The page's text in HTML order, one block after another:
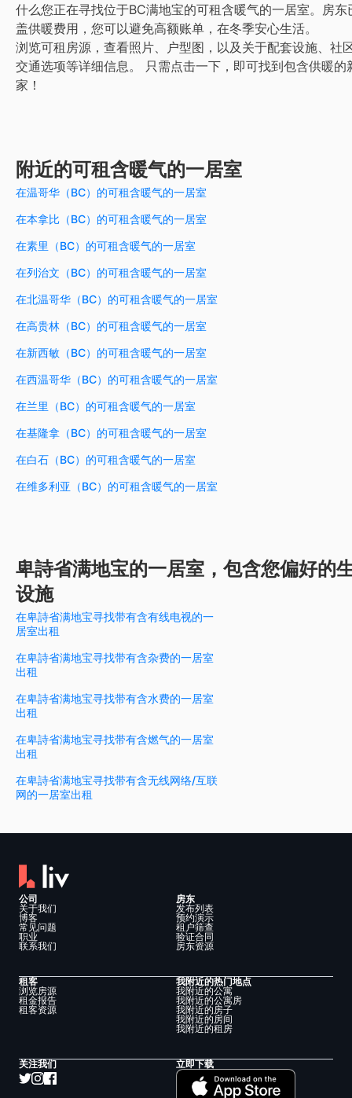
什么您正在寻找位于BC满地宝的可租含暖气的一居室。房东
盖供暖费用，您可以避免高额账单，在冬季安心生活。
浏览可租房源，查看照片、户型图，以及关于配套设施、社
交通选项等详细信息。
只需点击一下，即可找到包含供暖的
家！
附近的可租含暖气的一居室
在温哥华（BC）的可租含暖气的一居室
在本拿比（BC）的可租含暖气的一居室
在素里（BC）的可租含暖气的一居室
在列治文（BC）的可租含暖气的一居室
在北温哥华（BC）的可租含暖气的一居室
在高贵林（BC）的可租含暖气的一居室
在新西敏（BC）的可租含暖气的一居室
在西温哥华（BC）的可租含暖气的一居室
在兰里（BC）的可租含暖气的一居室
在基隆拿（BC）的可租含暖气的一居室
在白石（BC）的可租含暖气的一居室
在维多利亚（BC）的可租含暖气的一居室
卑詩省满地宝的一居室，包含您偏好的
设施
在卑詩省满地宝寻找带有含有线电视的一
居室出租
在卑詩省满地宝寻找带有含杂费的一居室
出租
在卑詩省满地宝寻找带有含水费的一居室
出租
在卑詩省满地宝寻找带有含燃气的一居室
出租
在卑詩省满地宝寻找带有含无线网络/互联
网的一居室出租
公司
关于我们
博客
常见问题
职业
联系我们
房东
发布列表
预约演示
租户筛查
验证合同
房东资源
租客
浏览房源
租金报告
租客资源
我附近的热门地点
我附近的公寓
我附近的公寓房
我附近的房子
我附近的房间
我附近的租房
关注我们 立即下载